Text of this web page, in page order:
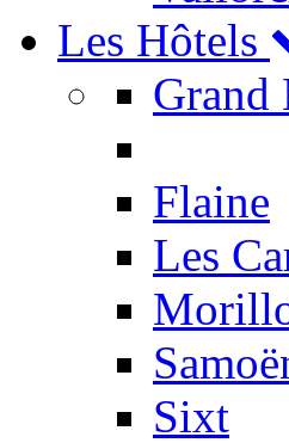
Les Hôtels
Grand
Flaine
Les
Sixt